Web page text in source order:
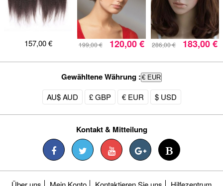
157,00 € 199,00 € 120,00 € 286,00 € 183,00 €
Gewähltene Währung : € EUR
AU$ AUD £ GBP € EUR $ USD
Kontakt & Mitteilung